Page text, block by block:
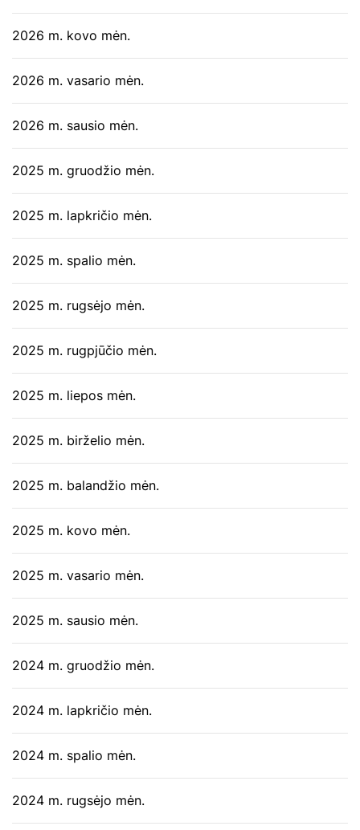
2026 m. kovo mėn.
2026 m. vasario mėn.
2026 m. sausio mėn.
2025 m. gruodžio mėn.
2025 m. lapkričio mėn.
2025 m. spalio mėn.
2025 m. rugsėjo mėn.
2025 m. rugpjūčio mėn.
2025 m. liepos mėn.
2025 m. birželio mėn.
2025 m. balandžio mėn.
2025 m. kovo mėn.
2025 m. vasario mėn.
2025 m. sausio mėn.
2024 m. gruodžio mėn.
2024 m. lapkričio mėn.
2024 m. spalio mėn.
2024 m. rugsėjo mėn.